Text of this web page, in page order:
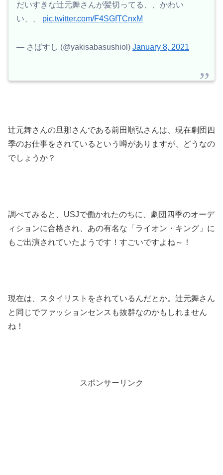
だいすきな辻元舞さんが髪切ってる、、かわい
い、、 pic.twitter.com/F4SGfTCnxM
— さばすし (@yakisabasushiol) January 8, 2021
辻元舞さんの旦那さんである前田順弘さんは、現在劇団四
季のお仕事をされているという噂がありますが、どうなの
でしょうか？
調べてみると、USJで働かれたのちに、劇団四季のオーデ
ィションに合格され、あの有名な「ライオン・キング」に
もご出演されていたようです！すごいですよね～！
現在は、スタイリストをされているんだとか。辻元舞さん
と同じでファッションセンスも抜群なのかもしれません
ね！
スポンサーリンク